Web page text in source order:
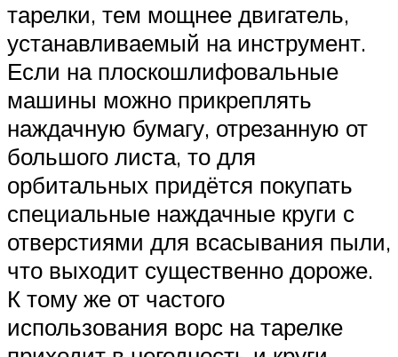
тарелки, тем мощнее двигатель,
устанавливаемый на инструмент.
Если на плоскошлифовальные
машины можно прикреплять
наждачную бумагу, отрезанную от
большого листа, то для
орбитальных придётся покупать
специальные наждачные круги с
отверстиями для всасывания пыли,
что выходит существенно дороже.
К тому же от частого
использования ворс на тарелке